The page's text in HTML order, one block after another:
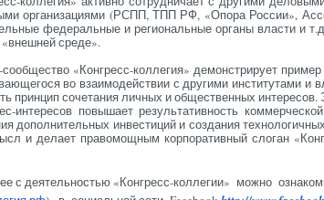
ор­га­низа­ци­ями (РСПП, ТПП РФ, «Опо­ра Рос­сии»,
фе­дераль­ные и ре­ги­ональ­ные ор­га­ны влас­ти и
сре­де».
со­об­щес­тво «Кон­гресс-кол­ле­гия» де­монс­три­ру­ет
во вза­имо­дей­ствии с дру­гими ин­сти­тута­ми
прин­цип со­чета­ния лич­ных и об­щес­твен­ных
ин­те­ресов по­выша­ет ре­зуль­та­тив­ность
до­пол­ни­тель­ных ин­вести­ций и соз­да­ния
и де­ла­ет пра­вомощ­ным кор­по­ратив­ный сло­ган
с де­ятель­ностью «Кон­гресс-кол­ле­гии» мож­но